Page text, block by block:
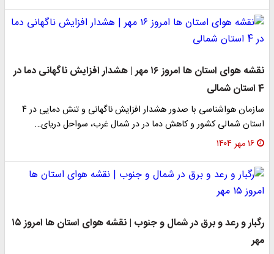
نقشه هوای استان ها امروز ۱۶ مهر | هشدار افزایش ناگهانی دما در
4 استان شمالی
سازمان هواشناسی با صدور هشدار افزایش ناگهانی و تنش دمایی در ۴
استان شمالی کشور و کاهش دما در در شمال غرب، سواحل دریای…
۱۶ مهر ۱۴۰۴
رگبار و رعد و برق در شمال و جنوب | نقشه هوای استان ها امروز ۱۵
مهر